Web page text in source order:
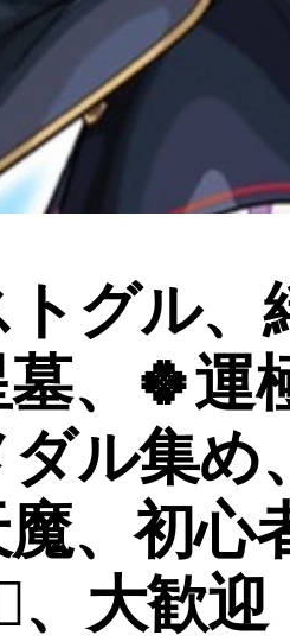
グル、
、🍀運
ダル集め
、初心
、大歓迎